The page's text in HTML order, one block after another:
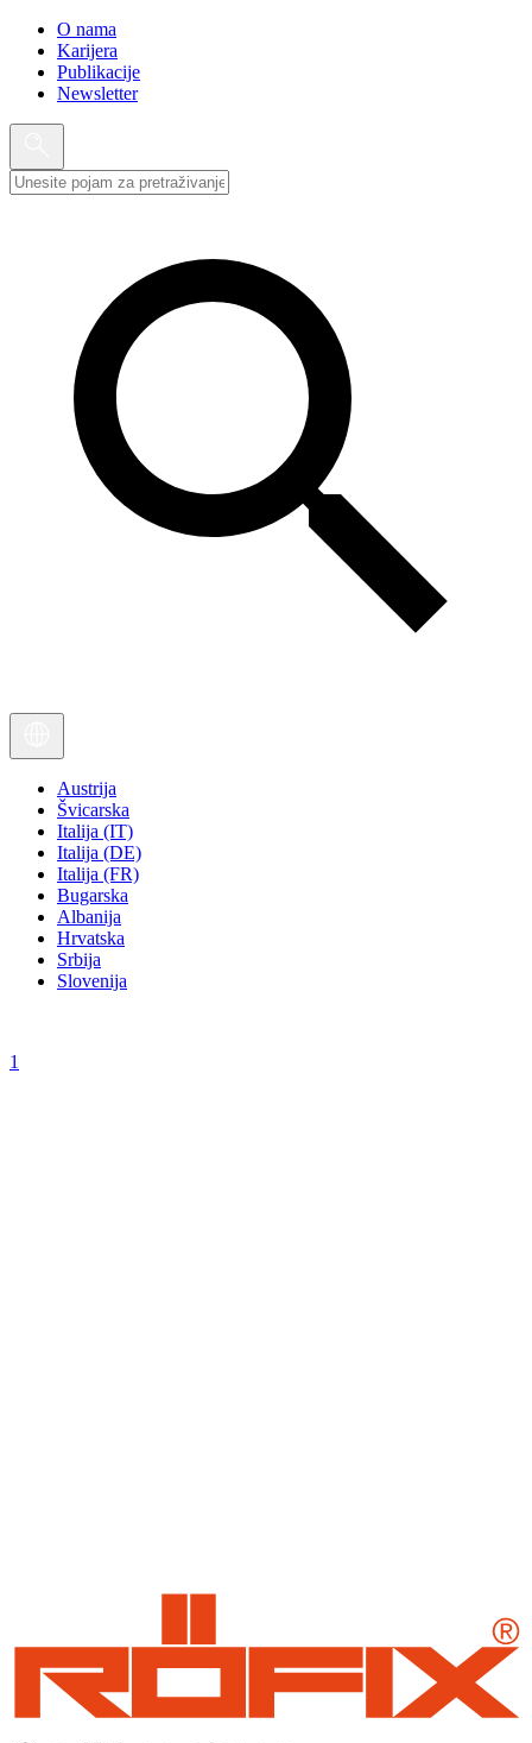
O nama
Karijera
Publikacije
Newsletter
Austrija
Švicarska
Italija (IT)
Italija (DE)
Italija (FR)
Bugarska
Albanija
Hrvatska
Srbija
Slovenija
1